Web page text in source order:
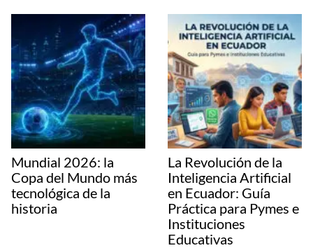
Mundial 2026: la
Copa del Mundo más
tecnológica de la
historia
La Revolución de la
Inteligencia Artificial
en Ecuador: Guía
Práctica para Pymes e
Instituciones
Educativas